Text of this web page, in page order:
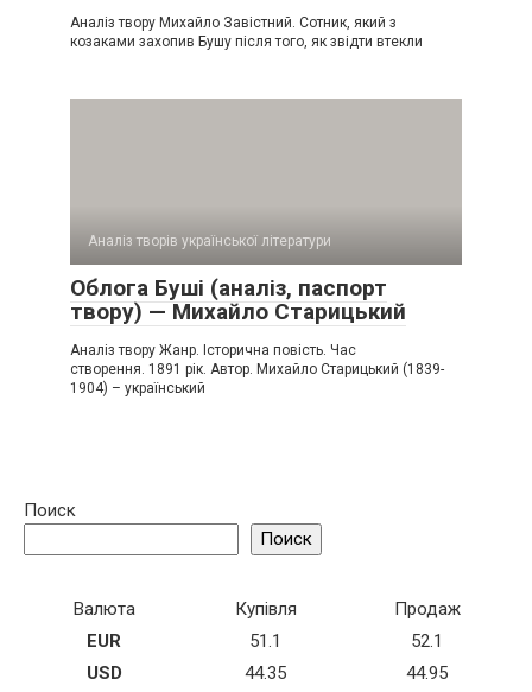
Аналіз твору Михайло Завістний. Сотник, який з
козаками захопив Бушу після того, як звідти втекли
Аналіз творів української літератури
Облога Буші (аналіз, паспорт
твору) — Михайло Старицький
Аналіз твору Жанр. Історична повість. Час
створення. 1891 рік. Автор. Михайло Старицький (1839-
1904) – український
Поиск
Поиск
Валюта Купівля
Продаж
EUR
51.1
52.1
USD
44.35 44.95